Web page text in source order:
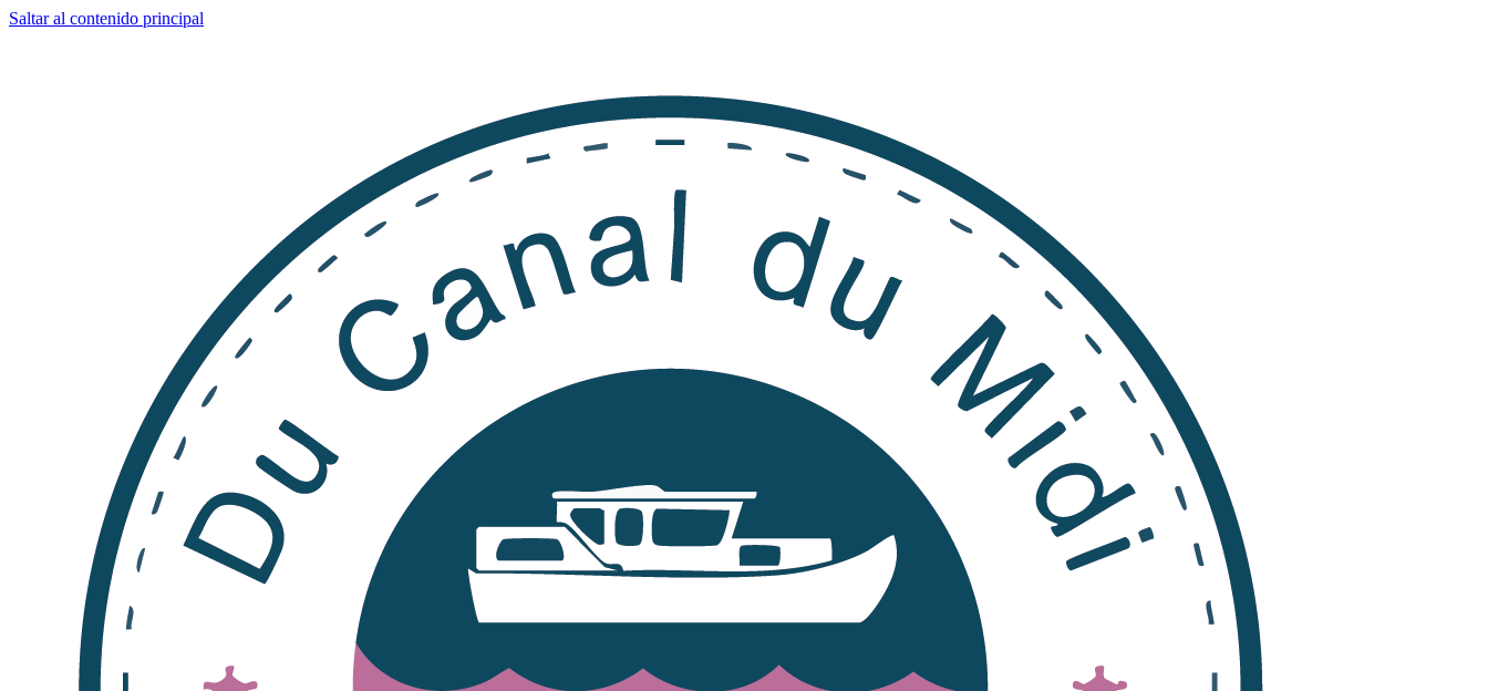
Saltar al contenido principal